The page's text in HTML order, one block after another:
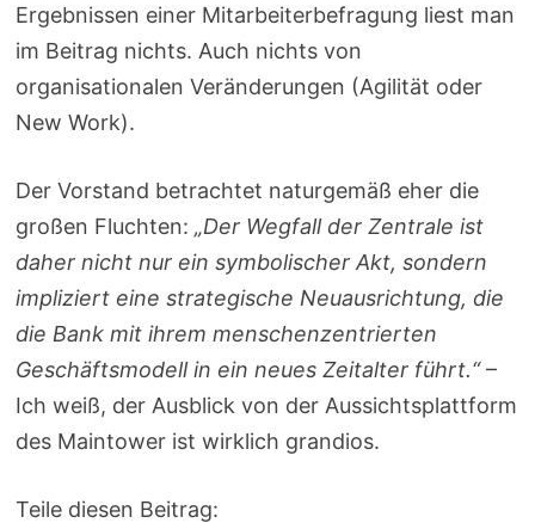
Ergebnissen einer Mitarbeiterbefragung liest man
im Beitrag nichts. Auch nichts von
organisationalen Veränderungen (Agilität oder
New Work).
Der Vorstand betrachtet naturgemäß eher die
großen Fluchten:„Der Wegfall der Zentrale ist
daher nicht nur ein symbolischer Akt, sondern
impliziert eine strategische Neuausrichtung, die
die Bank mit ihrem menschenzentrierten
Geschäftsmodell in ein neues Zeitalter führt.“–
Ich weiß, der Ausblick von der Aussichtsplattform
des Maintower ist wirklich grandios.
Teile diesen Beitrag: